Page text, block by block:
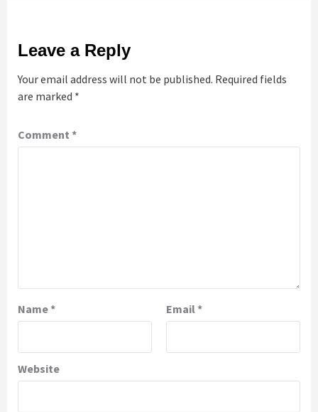
Leave a Reply
Your email address will not be published. Required fields
are marked *
Comment *
Name* Email*
Website